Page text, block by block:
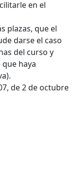
en el
plazas, que el
darse el caso
del curso y
haya
de 2 de octubre